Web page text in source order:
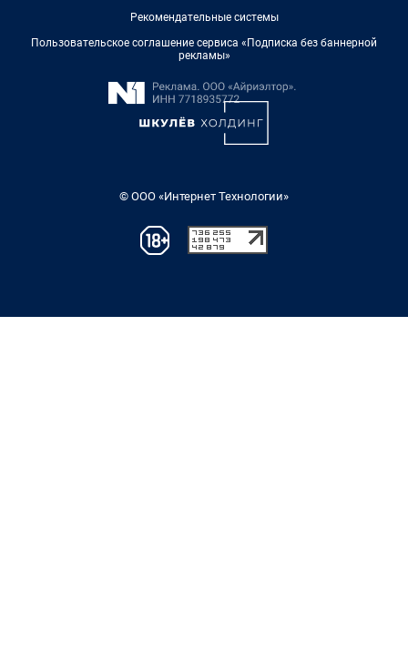
Рекомендательные системы
Пользовательское соглашение сервиса «Подписка без баннерной
рекламы»
© ООО «Интернет Технологии»